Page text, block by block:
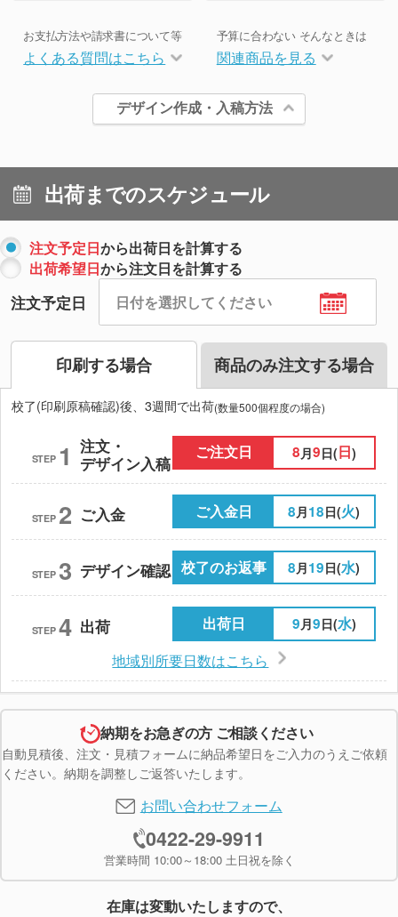
お支払方法や請求書について等
よくある質問はこちら
予算に合わない そんなときは
関連商品を見る
デザイン作成・入稿方法
出荷までのスケジュール
注文予定日から出荷日を計算する
出荷希望日から注文日を計算する
注文予定日
印刷する場合 商品のみ注文する場合
校了(印刷原稿確認)後、3週間で出荷(数量500個程度の場合)
STEP 1 注文・
デザイン入稿
ご注文日 8 月9日(日)
STEP 2 ご入金 ご入金日 8月18日(火)
STEP 3 デザイン確認 校了のお返事 8月19日(水)
STEP 4 出荷 出荷日 9月9日(水)
地域別所要日数はこちら
納期をお急ぎの方 ご相談ください
自動見積後、注文・見積フォームに納品希望日をご入力のうえご依頼
ください。納期を調整しご返答いたします。
お問い合わせフォーム
0422-29-9911
営業時間 10:00～18:00 土日祝を除く
在庫は変動いたしますので、